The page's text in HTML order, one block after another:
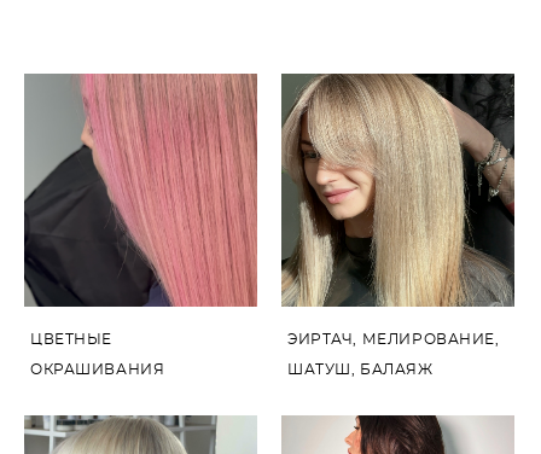
ЦВЕТНЫЕ
ОКРАШИВАНИЯ
ЭИРТАЧ, МЕЛИРОВАНИЕ,
ШАТУШ, БАЛАЯЖ